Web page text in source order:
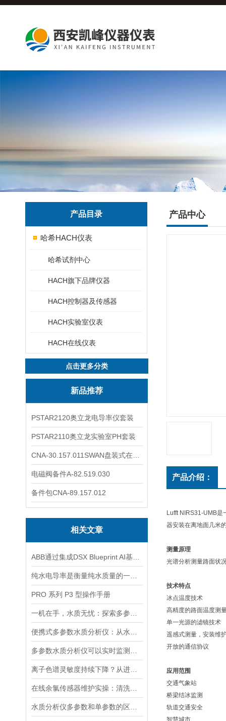
产品目录
哈希HACH仪表
哈希试剂中心
HACH旗下品牌仪器
HACH控制器及传感器
HACH实验室仪表
HACH在线仪表
点击更多分类
新品推荐
PSTAR2120奥立龙电导率仪套装
PSTAR2110奥立龙实验室PH套装
电磁阀备件A-82.519.030
备件包CNA-89.157.012
相关文章
PRO 系列 P3 型操作手册
产品中心
产品介绍：
Lufft NIRS31-UMB是
器安装在离地面几米
测量原理
光谱分析测量路面状
技术特点
冰点温度技术
高精度的路面温度测
单一光源的滤镜技术
遥感式测量，安装维
开放的通信协议
应用范围
交通气象站
桥梁结冰监测
轨道交通安全
智慧城市